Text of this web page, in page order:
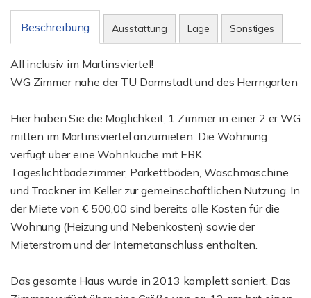
Beschreibung Ausstattung Lage Sonstiges
All inclusiv im Martinsviertel!
WG Zimmer nahe der TU Darmstadt und des Herrngarten
Hier haben Sie die Möglichkeit, 1 Zimmer in einer 2 er WG
mitten im Martinsviertel anzumieten. Die Wohnung
verfügt über eine Wohnküche mit EBK.
Tageslichtbadezimmer, Parkettböden, Waschmaschine
und Trockner im Keller zur gemeinschaftlichen Nutzung. In
der Miete von € 500,00 sind bereits alle Kosten für die
Wohnung (Heizung und Nebenkosten) sowie der
Mieterstrom und der Internetanschluss enthalten.
Das gesamte Haus wurde in 2013 komplett saniert. Das